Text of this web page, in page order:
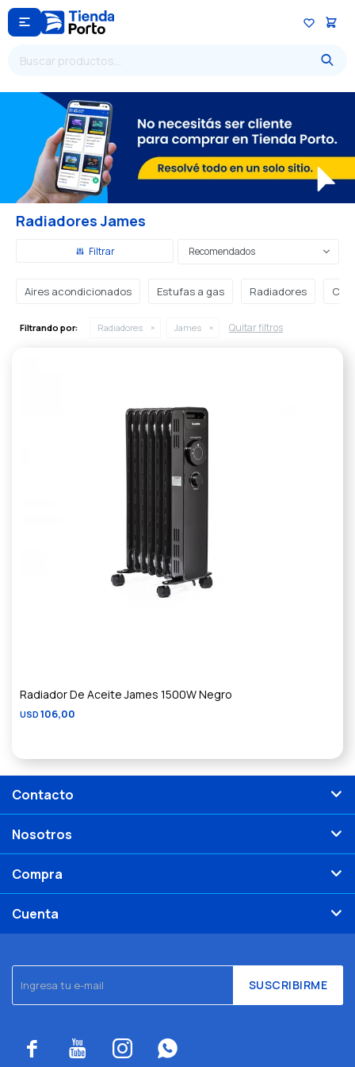

Radiadores James
Recomendados
Aires acondicionados Estufas a gas Radiadores
Filtrando por: Radiadores James Quitar filtros
Radiador De Aceite James 1500W Negro
USD 106,00
SUSCRIBIRME
   
Contacto
Nosotros
Compra
Cuenta